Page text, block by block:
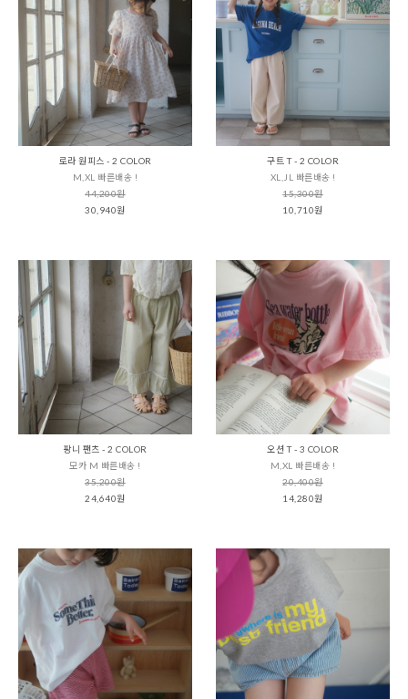
로라 원피스 - 2 COLOR
M,XL 빠른배송 !
44,200원
30,940원
구트 T - 2 COLOR
XL,JL 빠른배송 !
15,300원
10,710원
팡니 팬츠 - 2 COLOR
모카 M 빠른배송 !
35,200원
24,640원
오션 T - 3 COLOR
M,XL 빠른배송 !
20,400원
14,280원